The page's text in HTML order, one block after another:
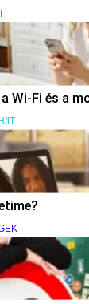
Wi-Fi és a
IT